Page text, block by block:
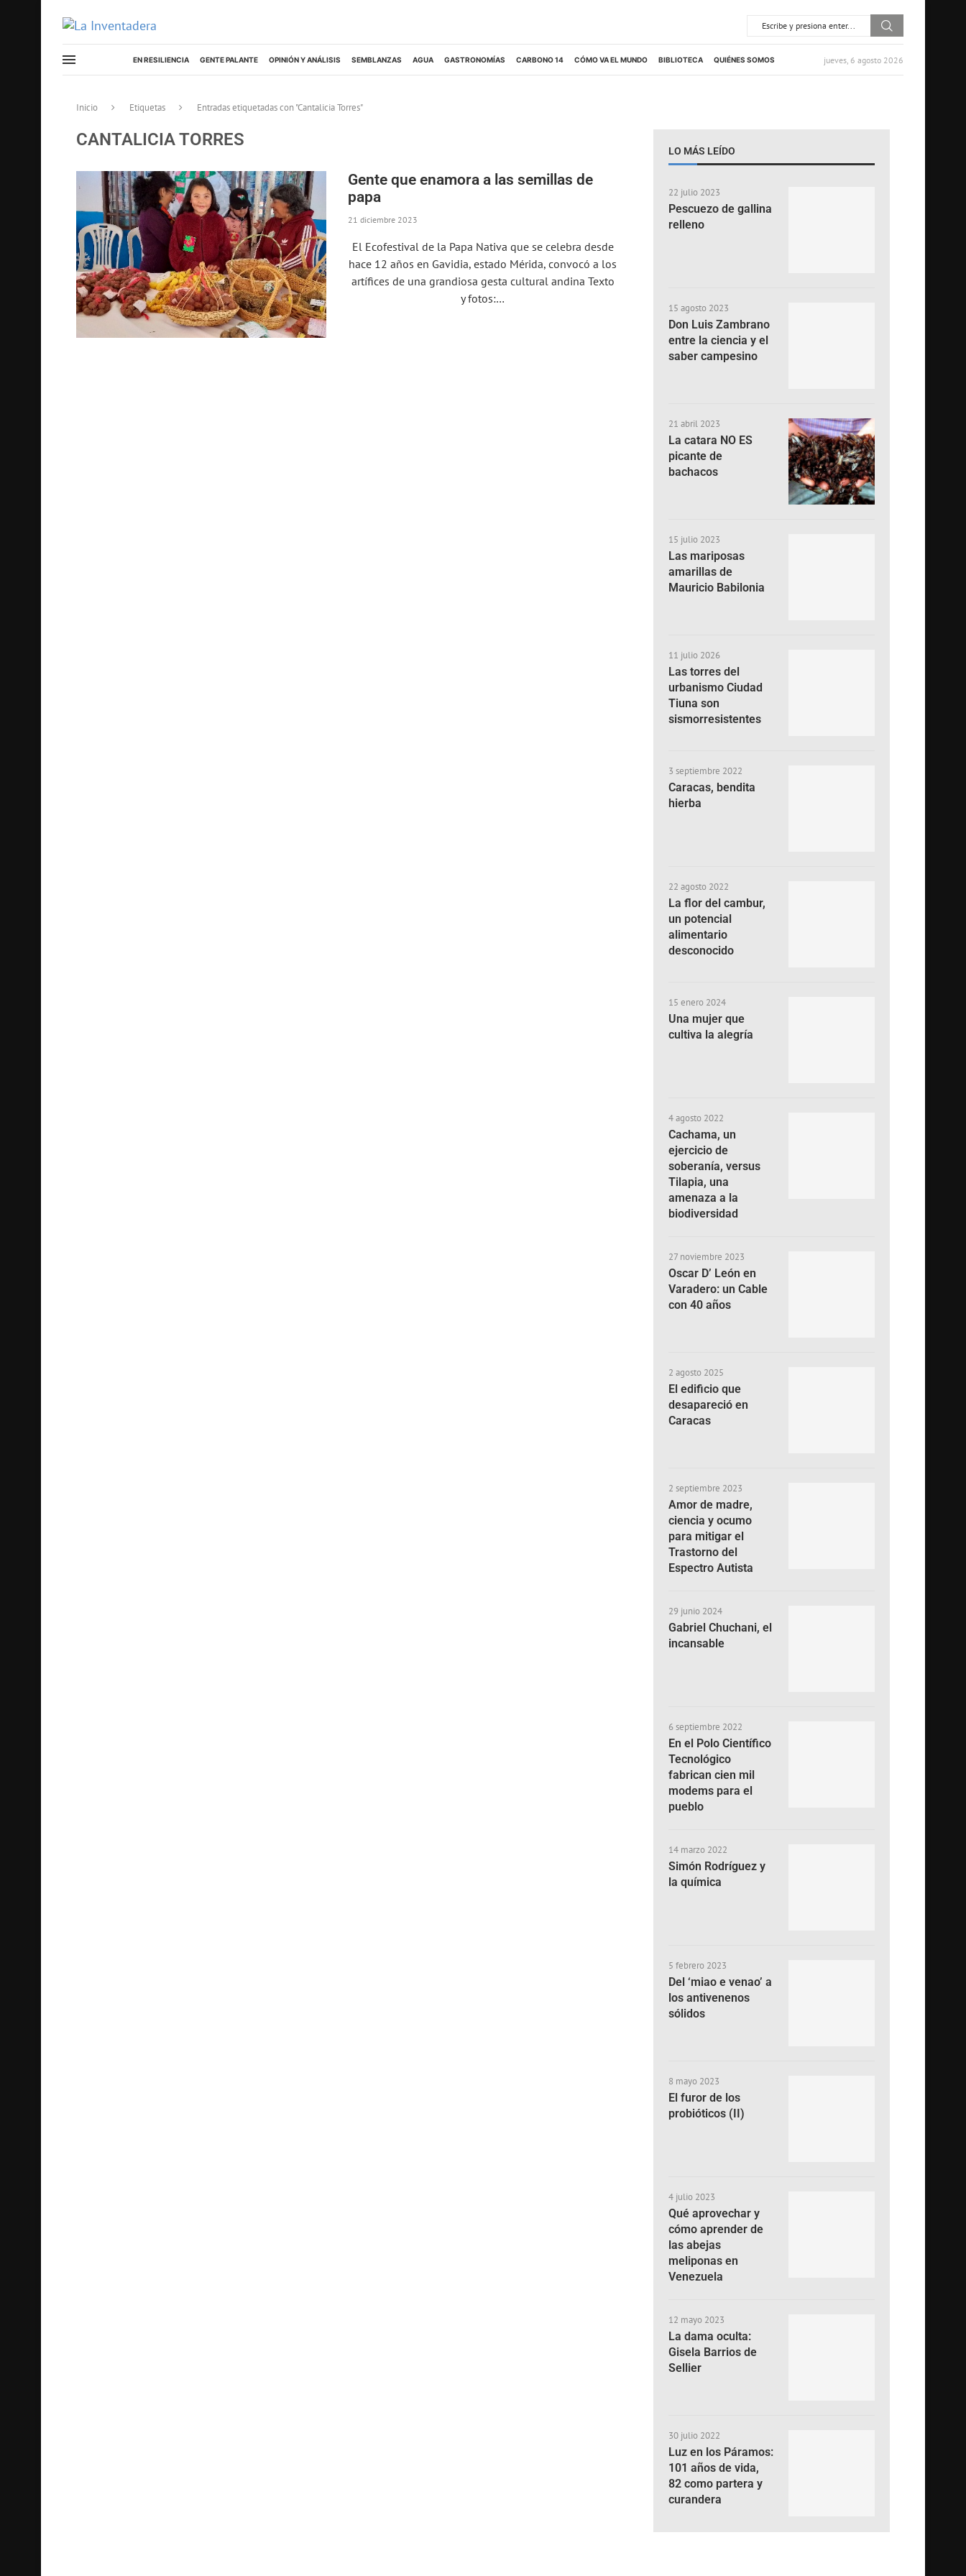
EN RESILIENCIA GENTE PALANTE OPINIÓN Y ANÁLISIS SEMBLANZAS AGUA GASTRONOMÍAS CARBONO 14 CÓMO VA EL MUNDO BIBLIOTECA QUIÉNES SOMOS jueves, 6 agosto 2026
Inicio Etiquetas Entradas etiquetadas con "Cantalicia Torres"
CANTALICIA TORRES
Gente que enamora a las semillas de
papa
21 diciembre 2023
El Ecofestival de la Papa Nativa que se celebra desde
hace 12 años en Gavidia, estado Mérida, convocó a los
artífices de una grandiosa gesta cultural andina Texto
y fotos:…
LO MÁS LEÍDO
22 julio 2023
Pescuezo de gallina
relleno
15 agosto 2023
Don Luis Zambrano
entre la ciencia y el
saber campesino
21 abril 2023
La catara NO ES
picante de
bachacos
15 julio 2023
Las mariposas
amarillas de
Mauricio Babilonia
11 julio 2026
Las torres del
urbanismo Ciudad
Tiuna son
sismorresistentes
3 septiembre 2022
Caracas, bendita
hierba
22 agosto 2022
La flor del cambur,
un potencial
alimentario
desconocido
15 enero 2024
Una mujer que
cultiva la alegría
4 agosto 2022
Cachama, un
ejercicio de
soberanía, versus
Tilapia, una
amenaza a la
biodiversidad
27 noviembre 2023
Oscar D’ León en
Varadero: un Cable
con 40 años
2 agosto 2025
El edificio que
desapareció en
Caracas
2 septiembre 2023
Amor de madre,
ciencia y ocumo
para mitigar el
Trastorno del
Espectro Autista
29 junio 2024
Gabriel Chuchani, el
incansable
6 septiembre 2022
En el Polo Científico
Tecnológico
fabrican cien mil
modems para el
pueblo
14 marzo 2022
Simón Rodríguez y
la química
5 febrero 2023
Del ‘miao e venao’ a
los antivenenos
sólidos
8 mayo 2023
El furor de los
probióticos (II)
4 julio 2023
Qué aprovechar y
cómo aprender de
las abejas
meliponas en
Venezuela
12 mayo 2023
La dama oculta:
Gisela Barrios de
Sellier
30 julio 2022
Luz en los Páramos:
101 años de vida,
82 como partera y
curandera